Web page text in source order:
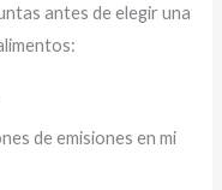
antes de elegir una
de emisiones en mi